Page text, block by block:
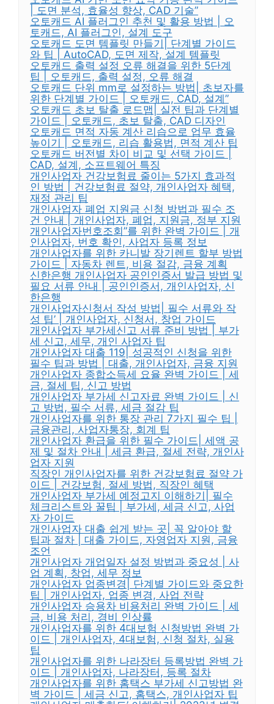
| 도면 분석, 효율성 향상, CAD 기술”
오토캐드 AI 플러그인 추천 및 활용 방법 | 오
토캐드, AI 플러그인, 설계 도구
오토캐드 도면 템플릿 만들기| 단계별 가이드
와 팁 | AutoCAD, 도면 제작, 설계 템플릿
오토캐드 출력 설정 오류 해결을 위한 5단계
팁 | 오토캐드, 출력 설정, 오류 해결
오토캐드 단위 mm로 설정하는 방법| 초보자를
위한 단계별 가이드 | 오토캐드, CAD, 설계”
오토캐드 초보 탈출 로드맵| 실전 팁과 단계별
가이드 | 오토캐드, 초보 탈출, CAD 디자인
오토캐드 면적 자동 계산 리습으로 업무 효율
높이기 | 오토캐드, 리습 활용법, 면적 계산 팁
오토캐드 버전별 차이 비교 및 선택 가이드 |
CAD, 설계, 소프트웨어 특징
개인사업자 건강보험료 줄이는 5가지 효과적
인 방법 | 건강보험료 절약, 개인사업자 혜택,
재정 관리 팁
개인사업자 폐업 지원금 신청 방법과 필수 조
건 안내 | 개인사업자, 폐업, 지원금, 정부 지원
개인사업자번호조회”를 위한 완벽 가이드 | 개
인사업자, 번호 확인, 사업자 등록 정보
개인사업자를 위한 카니발 장기렌트 할부 방법
가이드 | 자동차 렌트, 비용 절감, 금융 계획
신한은행 개인사업자 공인인증서 발급 방법 및
필요 서류 안내 | 공인인증서, 개인사업자, 신
한은행
개인사업자신청서 작성 방법| 필수 서류와 작
성 팁’ | 개인사업자, 신청서, 창업 가이드
개인사업자 부가세신고 서류 준비 방법 | 부가
세 신고, 세무, 개인 사업자 팁
개인사업자 대출 119| 성공적인 신청을 위한
필수 팁과 방법 | 대출, 개인사업자, 금융 지원
개인사업자 종합소득세 요율 완벽 가이드 | 세
금, 절세 팁, 신고 방법
개인사업자 부가세 신고자료 완벽 가이드 | 신
고 방법, 필수 서류, 세금 절감 팁
개인사업자를 위한 통장 관리 7가지 필수 팁 |
금융관리, 사업자통장, 회계 팁
개인사업자 환급을 위한 필수 가이드| 세액 공
제 및 절차 안내 | 세금 환급, 절세 전략, 개인사
업자 지원
직장인 개인사업자를 위한 건강보험료 절약 가
이드 | 건강보험, 절세 방법, 직장인 혜택
개인사업자 부가세 예정고지 이해하기| 필수
체크리스트와 꿀팁 | 부가세, 세금 신고, 사업
자 가이드
개인사업자 대출 쉽게 받는 곳| 꼭 알아야 할
팁과 절차 | 대출 가이드, 자영업자 지원, 금융
조언
개인사업자 개업일자 설정 방법과 중요성 | 사
업 계획, 창업, 세무 정보
개인사업자 업종변경| 단계별 가이드와 중요한
팁 | 개인사업자, 업종 변경, 사업 전략
개인사업자 승용차 비용처리 완벽 가이드 | 세
금, 비용 처리, 경비 인상률
개인사업자를 위한 4대보험 신청방법 완벽 가
이드 | 개인사업자, 4대보험, 신청 절차, 실용
팁
개인사업자를 위한 나라장터 등록방법 완벽 가
이드 | 개인사업자, 나라장터, 등록 절차
개인사업자를 위한 홈택스 부가세 신고방법 완
벽 가이드 | 세금 신고, 홈택스, 개인사업자 팁